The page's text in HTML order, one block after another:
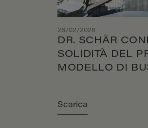
26/02/2026
DR. SCHÄR
SOLIDITÀ DEL
MODELLO DI
Scarica